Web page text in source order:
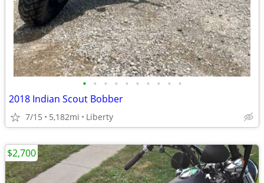
• • • • • • • • • •
2018 Indian Scout Bobber
7/15 5,182mi Liberty
$2,700